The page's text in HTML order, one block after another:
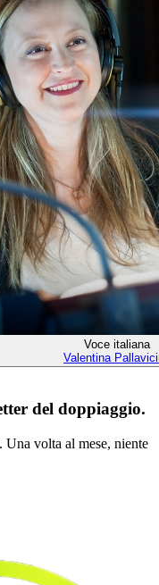
Voce italiana
Valentina
del doppiaggio.
Una volta al mese, niente